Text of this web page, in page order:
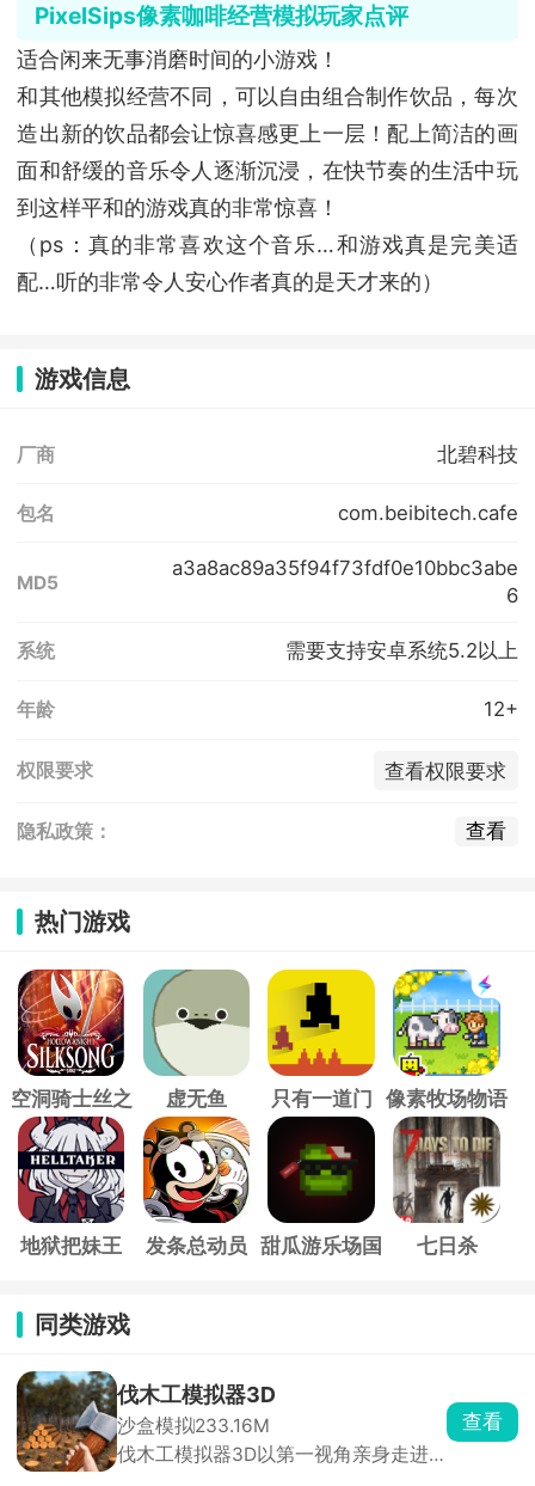
PixelSips像素咖啡经营模拟玩家点评
适合闲来无事消磨时间的小游戏！
和其他模拟经营不同，可以自由组合制作饮品，每次
造出新的饮品都会让惊喜感更上一层！配上简洁的画
面和舒缓的音乐令人逐渐沉浸，在快节奏的生活中玩
到这样平和的游戏真的非常惊喜！
（ps：真的非常喜欢这个音乐…和游戏真是完美适
配…听的非常令人安心作者真的是天才来的）
游戏信息
厂商 北碧科技
包名 com.beibitech.cafe
MD5
a3a8ac89a35f94f73fdf0e10bbc3abe
6
系统 需要支持安卓系统5.2以上
年龄 12+
权限要求 查看权限要求
隐私政策： 查看
热门游戏
空洞骑士丝之
歌
虚无鱼 只有一道门 像素牧场物语
地狱把妹王 发条总动员
甜瓜游乐场国
七日杀
同类游戏
伐木工模拟器3D
沙盒模拟233.16M
伐木工模拟器3D以第一视角亲身走进
查看